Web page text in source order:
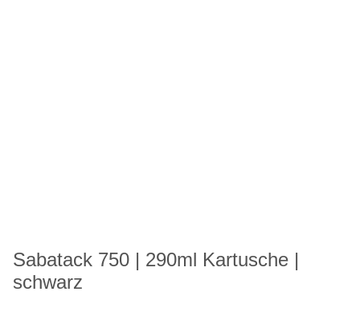
Sabatack 750 | 290ml Kartusche |
schwarz